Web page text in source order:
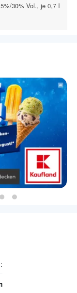
30% Vol., je 0,7 I